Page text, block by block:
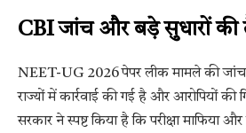
CBI जांच और बड़े सुधारों की
NEET-UG 2026 पेपर लीक मामले की जांच
राज्यों में कार्रवाई की गई है और आरोपियों की
सरकार ने स्पष्ट किया है कि परीक्षा माफिया